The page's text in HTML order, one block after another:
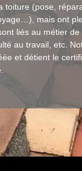
toiture (pose,
mais ont
liés au métier
au travail, etc.
et détient le